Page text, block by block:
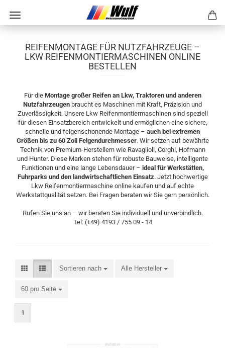
REIFENMONTAGE FÜR NUTZFAHRZEUGE –
LKW REIFENMONTIERMASCHINEN ONLINE
BESTELLEN
Für die Montage großer Reifen an Lkw, Traktoren und anderen
Nutzfahrzeugen braucht es Maschinen mit Kraft, Präzision und
Zuverlässigkeit. Unsere Lkw Reifenmontiermaschinen sind speziell
für diesen Einsatzbereich entwickelt und ermöglichen eine sichere,
schnelle und felgenschonende Montage – auch bei extremen
Größen bis zu 60 Zoll Felgendurchmesser. Wir setzen auf bewährte
Technik von Premium-Herstellern wie Ravaglioli, Corghi, Hofmann
und Hunter. Diese Marken stehen für robuste Bauweise, intelligente
Funktionen und eine lange Lebensdauer – ideal für Werkstätten,
Fuhrparks und den landwirtschaftlichen Einsatz. Jetzt hochwertige
Lkw Reifenmontiermaschine online kaufen und auf echte
Werkstattqualität setzen. Bei Fragen beraten wir Sie gern persönlich.
Rufen Sie uns an – wir beraten Sie individuell und unverbindlich.
Tel: (+49) 4193 / 755 09 - 14
Sortieren nach Alle Hersteller
60 pro Seite
1